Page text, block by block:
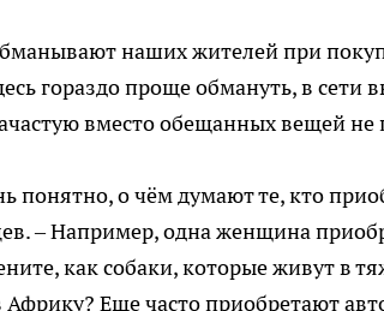
наших жителей при
гораздо проще обмануть, в сети
вместо обещанных вещей не
понятно, о чём думают те, кто
– Например, одна женщина
как собаки, которые живут в
Африку? Еще часто приобретают